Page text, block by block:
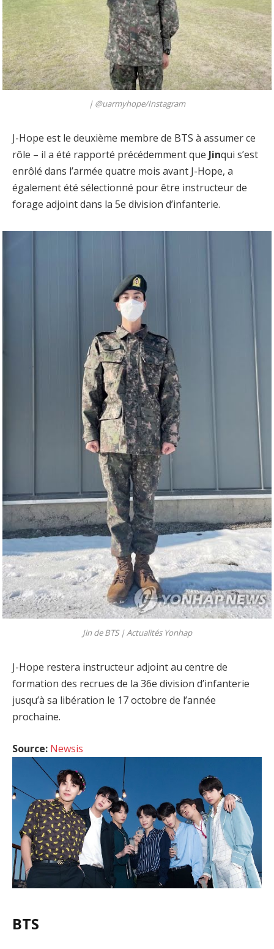
| @uarmyhope/Instagram
J-Hope est le deuxième membre de BTS à assumer ce
rôle – il a été rapporté précédemment que Jinqui s’est
enrôlé dans l’armée quatre mois avant J-Hope, a
également été sélectionné pour être instructeur de
forage adjoint dans la 5e division d’infanterie.
Jin de BTS |Actualités Yonhap
J-Hope restera instructeur adjoint au centre de
formation des recrues de la 36e division d’infanterie
jusqu’à sa libération le 17 octobre de l’année
prochaine.
Source: Newsis
BTS